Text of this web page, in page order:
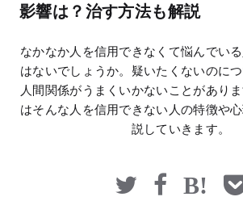
影響は？治す方法も解説
なかなか人を信用できなくて悩んでい
はないでしょうか。疑いたくないのにつ
人間関係がうまくいかないことがあり
はそんな人を信用できない人の特徴や
説していきます。